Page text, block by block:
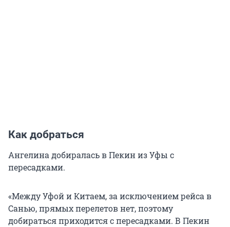
Как добраться
Ангелина добиралась в Пекин из Уфы с
пересадками.
«Между Уфой и Китаем, за исключением рейса в
Санью, прямых перелетов нет, поэтому
добираться приходится с пересадками. В Пекин